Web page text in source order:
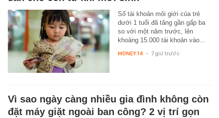
Số tài khoản môi giới của trẻ
dưới 1 tuổi đã tăng gần gấp ba
so với một năm trước, lên
khoảng 15.000 tài khoản vào…
MONEY.14 - 7 giờ trước
Vì sao ngày càng nhiều gia đình không còn
đặt máy giặt ngoài ban công? 2 vị trí gọn